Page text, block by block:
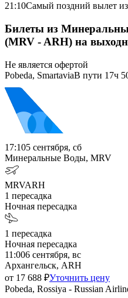
21:10Самый поздний вылет из
Билеты из
(MRV - ARH) на
Не является офертой
Pobeda, SmartaviaВ пути 17ч
17:105 сентября, сб
Минеральные Воды, MRV
MRVARH
1 пересадка
Ночная пересадка
1 пересадка
Ночная пересадка
11:006 сентября, вс
Архангельск, ARH
от 17 688 ₽Уточнить цену
Pobeda, Rossiya - Russian